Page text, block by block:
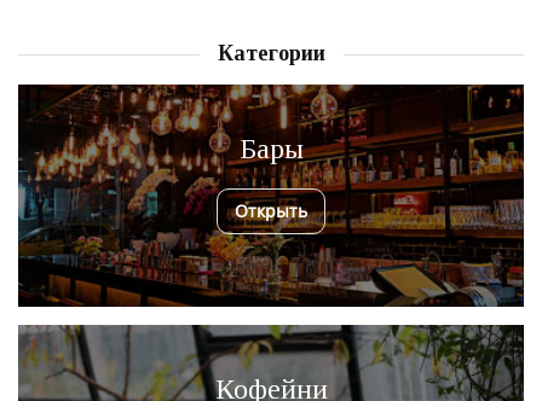
Категории
Бары
Открыть
Кофейни